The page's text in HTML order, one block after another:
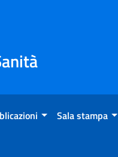
Sala stampa